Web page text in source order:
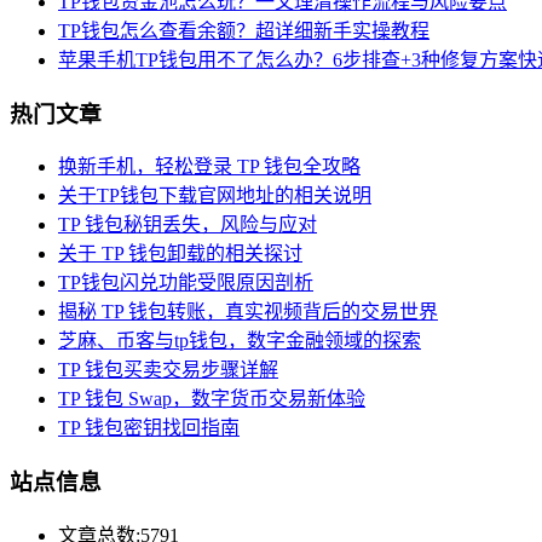
TP钱包怎么查看余额？超详细新手实操教程
苹果手机TP钱包用不了怎么办？6步排查+3种修复方案快
热门文章
换新手机，轻松登录 TP 钱包全攻略
关于TP钱包下载官网地址的相关说明
TP 钱包秘钥丢失，风险与应对
关于 TP 钱包卸载的相关探讨
TP钱包闪兑功能受限原因剖析
揭秘 TP 钱包转账，真实视频背后的交易世界
芝麻、币客与tp钱包，数字金融领域的探索
TP 钱包买卖交易步骤详解
TP 钱包 Swap，数字货币交易新体验
TP 钱包密钥找回指南
站点信息
文章总数:5791